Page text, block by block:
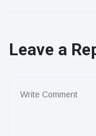
Leave a